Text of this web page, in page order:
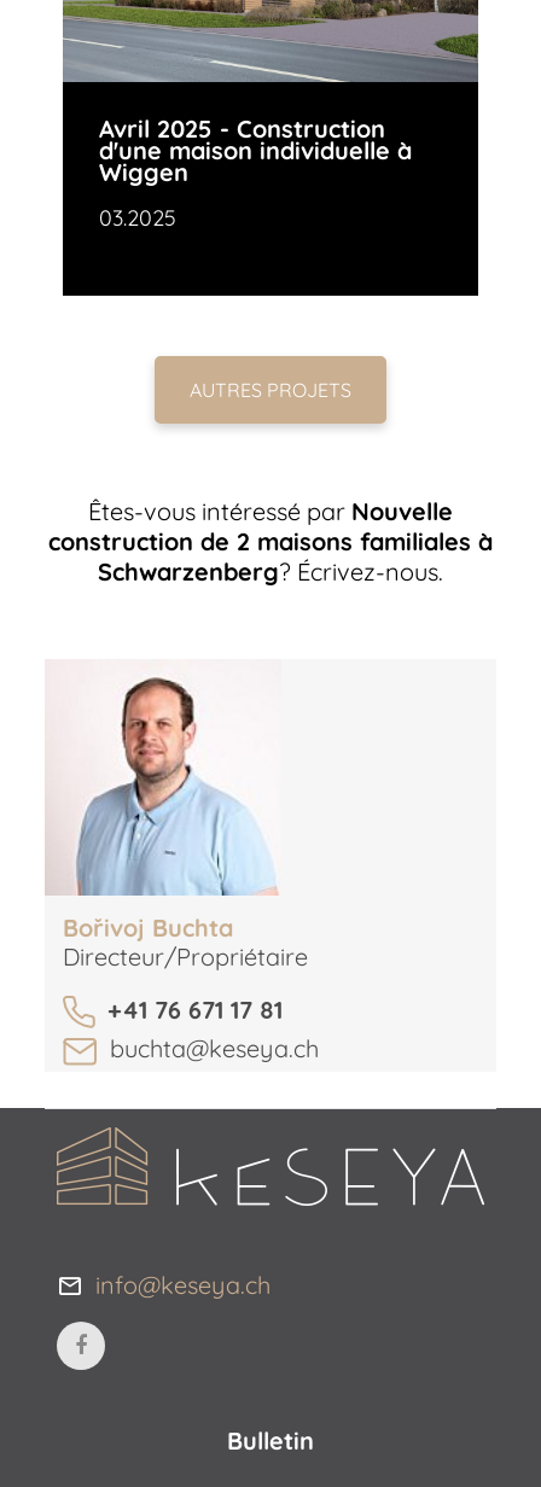
Avril 2025 - Construction
d'une maison individuelle à
Wiggen
03.2025
AUTRES PROJETS
Êtes-vous intéressé par Nouvelle
construction de 2 maisons familiales à
Schwarzenberg? Écrivez-nous.
Bořivoj Buchta
Directeur/Propriétaire
+41 76 671 17 81
buchta@keseya.ch
info@keseya.ch
Bulletin